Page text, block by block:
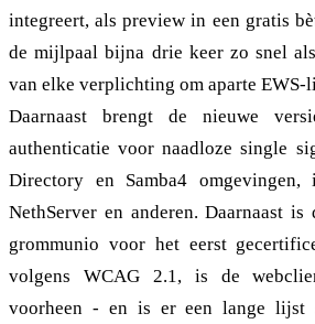
integreert, als preview in een gratis
de mijlpaal bijna drie keer zo snel
van elke verplichting om aparte EWS-
Daarnaast brengt de nieuwe
authenticatie voor naadloze single
Directory en Samba4 omgevingen,
NethServer en anderen. Daarnaast
grommunio voor het eerst
volgens WCAG 2.1, is de
voorheen - en is er een lange lijst